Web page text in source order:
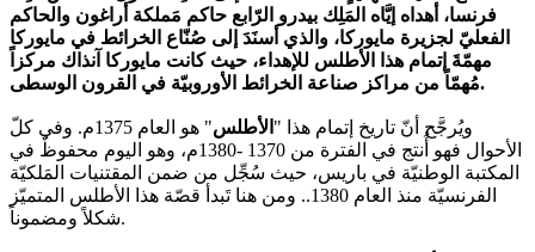
فرنسا، أهداه إيَّاه المَلِك بيدرو الرّابع حاكم مَملكة أراغون والحاكم
الفعليّ لجزيرة مايوركا، والذي أسنَدَ إلى صُنّاع الخرائط في مايوركا
مهمّةَ إتمام هذا الأطلس للإهداء، حيث كانت مايوركا آنذاك مركزاً
مُهمّاً من مراكز صناعة الخرائط الأوروبيّة في القرون الوسطى.
ويُرجَّح أنّ تاريخ إتمام هذا "الأطلس
" هو العام 1375م. وفي كلّ
الأحوال فهو أُنتج في الفترة من 1370 -1380م، وهو اليوم محفوظٌ في
المكتبة الوطنيّة في باريس، حيث سُجِّل من ضمن المقتنيات المَلكيّة
الفرنسيّة منذ العام 1380.. ومن هنا تَبدأ قصّة هذا الأطلس المتميّز
شكلاً ومضموناً.